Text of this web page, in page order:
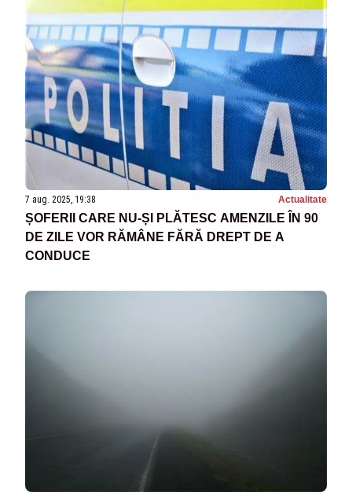
7 aug. 2025, 19:38 Actualitate
ȘOFERII CARE NU-ȘI PLĂTESC AMENZILE ÎN 90
DE ZILE VOR RĂMÂNE FĂRĂ DREPT DE A
CONDUCE